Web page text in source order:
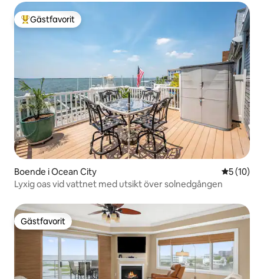
Populär gästfavorit
Gästfavorit
Boende i Ocean City 5 av 5 i
5 (10)
Lyxig oas vid vattnet med utsikt över solnedgången
Gästfavorit
Gästfavorit